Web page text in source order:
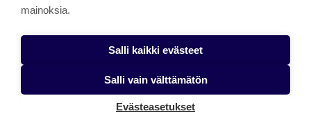
Tekoäly ja robotiikka matkailu- ja ravitsemisalalla –
Generatiivinen tekoäly muuttaa kyberturvallisuuden
analyysityön rakennetta
mainoksia.
Salli kaikki evästeet
Salli vain välttämätön
Evästeasetukset